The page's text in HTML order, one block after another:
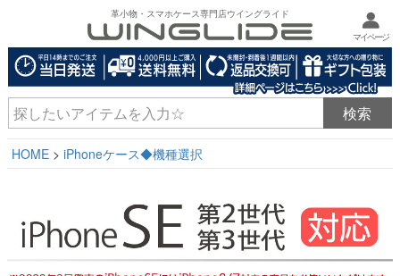
革小物・スマホケース専門店ウイングライド
マイページ
HOME iPhoneケース◆機種選択